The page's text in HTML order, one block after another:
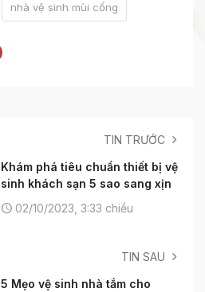
nhà vệ sinh mùi cống
TIN TRƯỚC
Khám phá tiêu chuẩn thiết bị vệ
sinh khách sạn 5 sao sang xịn
02/10/2023, 3:33 chiều
TIN SAU
5 Mẹo vệ sinh nhà tắm cho